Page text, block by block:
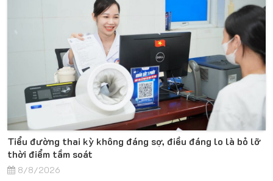
Tiểu đường thai kỳ không đáng sợ, điều đáng lo là bỏ lỡ
thời điểm tầm soát
8/8/2026